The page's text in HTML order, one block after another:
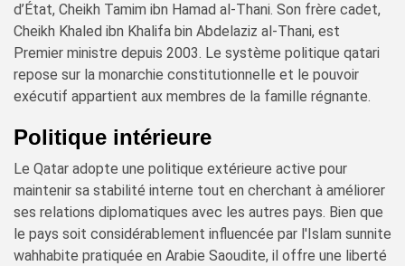
d’État, Cheikh Tamim ibn Hamad al-Thani. Son frère cadet,
Cheikh Khaled ibn Khalifa bin Abdelaziz al-Thani, est
Premier ministre depuis 2003. Le système politique qatari
repose sur la monarchie constitutionnelle et le pouvoir
exécutif appartient aux membres de la famille régnante.
Politique intérieure
Le Qatar adopte une politique extérieure active pour
maintenir sa stabilité interne tout en cherchant à améliorer
ses relations diplomatiques avec les autres pays. Bien que
le pays soit considérablement influencée par l'Islam sunnite
wahhabite pratiquée en Arabie Saoudite, il offre une liberté